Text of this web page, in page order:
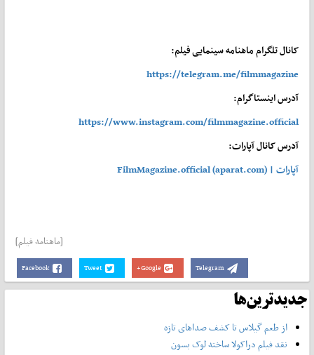
کانال تلگرام ماهنامه سینمایی فیلم:
https://telegram.me/filmmagazine
آدرس اینستاگرام:
https://www.instagram.com/filmmagazine.official
آدرس کانال آپارات:
آپارات | FilmMagazine.official (aparat.com)
[ماهنامه فیلم]
Facebook Tweet Google+ Telegram
جدیدترین‌ها
از طعم گیلاس تا کشف صداهای تازه
نقد فیلم دراکولا ساخته لوک بسون